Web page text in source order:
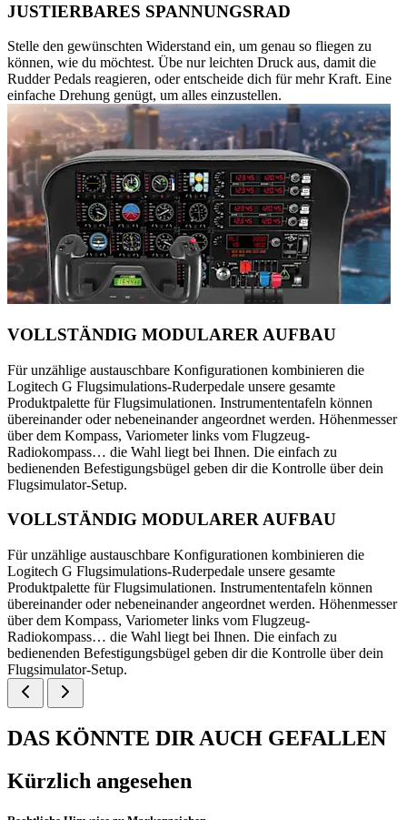
JUSTIERBARES SPANNUNGSRAD
Stelle den gewünschten Widerstand ein, um genau so fliegen zu
können, wie du möchtest. Übe nur leichten Druck aus, damit die
Rudder Pedals reagieren, oder entscheide dich für mehr Kraft. Eine
einfache Drehung genügt, um alles einzustellen.
VOLLSTÄNDIG MODULARER AUFBAU
Für unzählige austauschbare Konfigurationen kombinieren die
Logitech G Flugsimulations-Ruderpedale unsere gesamte
Produktpalette für Flugsimulationen. Instrumententafeln können
übereinander oder nebeneinander angeordnet werden. Höhenmesser
über dem Kompass, Variometer links vom Flugzeug-
Radiokompass… die Wahl liegt bei Ihnen. Die einfach zu
bedienenden Befestigungsbügel geben dir die Kontrolle über dein
Flugsimulator-Setup.
VOLLSTÄNDIG MODULARER AUFBAU
Für unzählige austauschbare Konfigurationen kombinieren die
Logitech G Flugsimulations-Ruderpedale unsere gesamte
Produktpalette für Flugsimulationen. Instrumententafeln können
übereinander oder nebeneinander angeordnet werden. Höhenmesser
über dem Kompass, Variometer links vom Flugzeug-
Radiokompass… die Wahl liegt bei Ihnen. Die einfach zu
bedienenden Befestigungsbügel geben dir die Kontrolle über dein
Flugsimulator-Setup.
DAS KÖNNTE DIR AUCH GEFALLEN
Kürzlich angesehen